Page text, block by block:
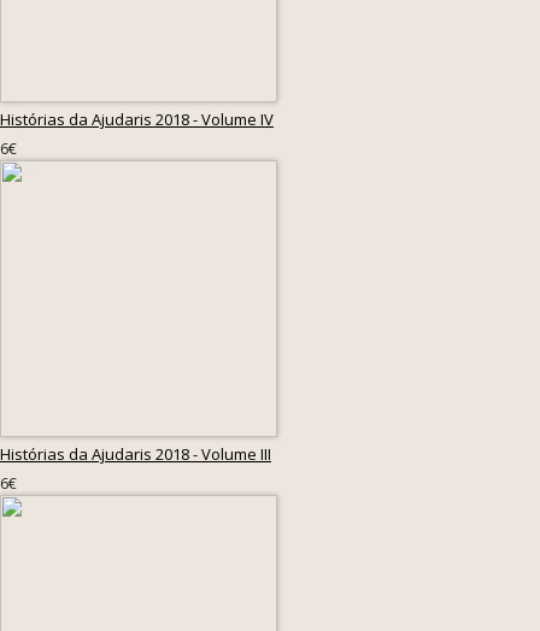
Histórias da Ajudaris 2018 - Volume IV
6€
Histórias da Ajudaris 2018 - Volume III
6€